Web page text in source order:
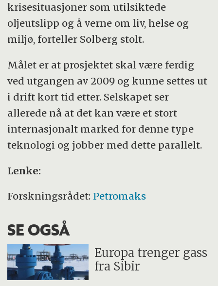
krisesituasjoner som utilsiktede
oljeutslipp og å verne om liv, helse og
miljø, forteller Solberg stolt.
Målet er at prosjektet skal være ferdig
ved utgangen av 2009 og kunne settes ut
i drift kort tid etter. Selskapet ser
allerede nå at det kan være et stort
internasjonalt marked for denne type
teknologi og jobber med dette parallelt.
Lenke:
Forskningsrådet: Petromaks
SE OGSÅ
Europa trenger gass
fra Sibir